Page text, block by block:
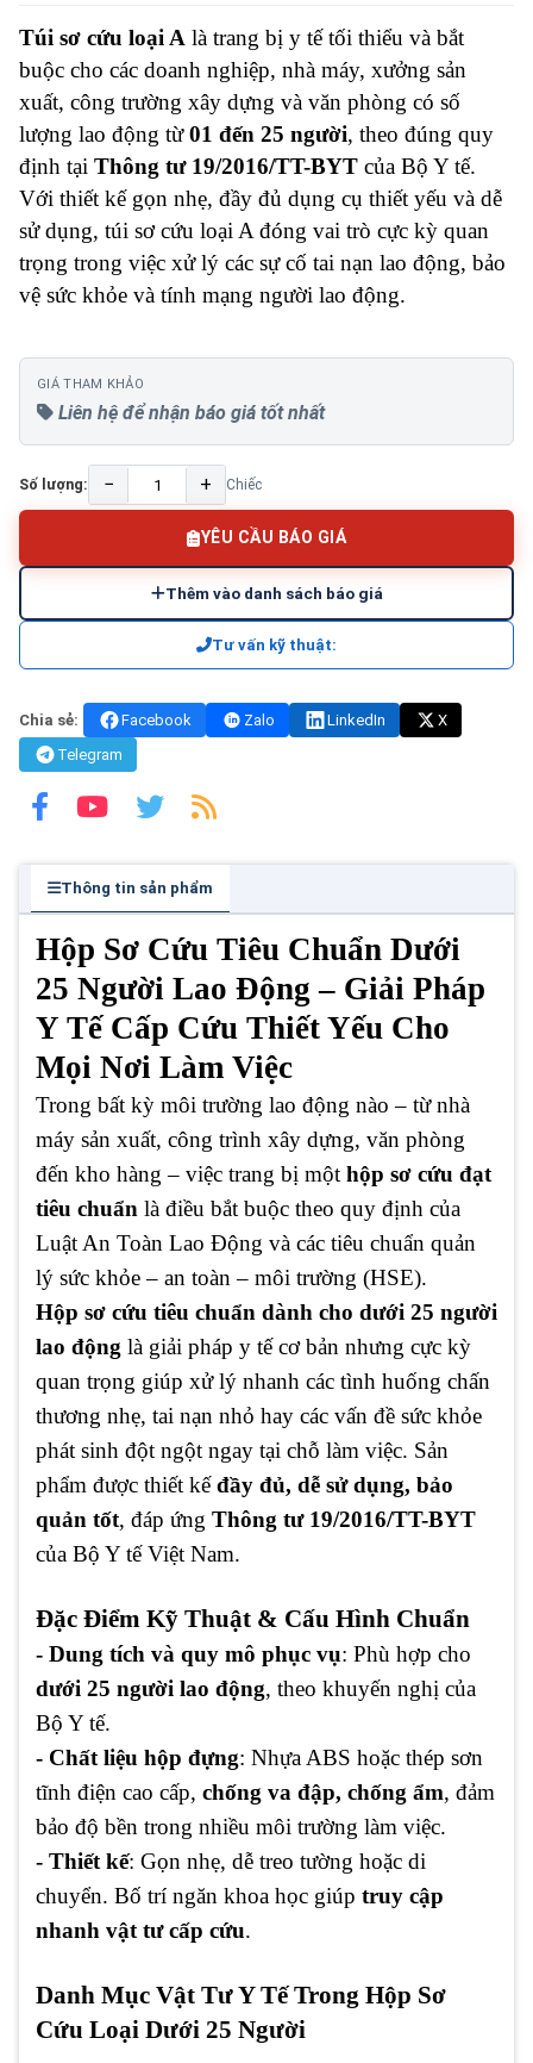
Túi sơ cứu loại A là trang bị y tế tối thiểu và bắt
buộc cho các doanh nghiệp, nhà máy, xưởng sản
xuất, công trường xây dựng và văn phòng có số
lượng lao động từ01 đến 25 người, theo đúng quy
định tại Thông tư 19/2016/TT-BYT của Bộ Y tế.
Với thiết kế gọn nhẹ, đầy đủ dụng cụ thiết yếu và dễ
sử dụng, túi sơ cứu loại A đóng vai trò cực kỳ quan
trọng trong việc xử lý các sự cố tai nạn lao động, bảo
vệ sức khỏe và tính mạng người lao động.
GIÁ THAM KHẢO
Liên hệ để nhận báo giá tốt nhất
Số lượng: − + Chiếc
YÊU CẦU BÁO GIÁ
Thêm vào danh sách báo giá
Tư vấn kỹ thuật:
Chia sẻ: Facebook Zalo LinkedIn
X
Telegram
Thông tin sản phẩm
Hộp Sơ Cứu Tiêu Chuẩn Dưới
25 Người Lao Động – Giải Pháp
Y Tế Cấp Cứu Thiết Yếu Cho
Mọi Nơi Làm Việc
Trong bất kỳ môi trường lao động nào – từ nhà
máy sản xuất, công trình xây dựng, văn phòng
đến kho hàng – việc trang bị một hộp sơ cứu đạt
tiêu chuẩn là điều bắt buộc theo quy định của
Luật An Toàn Lao Động và các tiêu chuẩn quản
lý sức khỏe – an toàn – môi trường (HSE).
Hộp sơ cứu tiêu chuẩn dành cho dưới 25 người
lao động là giải pháp y tế cơ bản nhưng cực kỳ
quan trọng giúp xử lý nhanh các tình huống chấn
thương nhẹ, tai nạn nhỏ hay các vấn đề sức khỏe
phát sinh đột ngột ngay tại chỗ làm việc. Sản
phẩm được thiết kếđầy đủ, dễ sử dụng, bảo
quản tốt, đáp ứng Thông tư 19/2016/TT-BYT
của Bộ Y tế Việt Nam.
Đặc Điểm Kỹ Thuật & Cấu Hình Chuẩn
- Dung tích và quy mô phục vụ: Phù hợp cho
dưới 25 người lao động, theo khuyến nghị của
Bộ Y tế.
- Chất liệu hộp đựng: Nhựa ABS hoặc thép sơn
tĩnh điện cao cấp, chống va đập, chống ẩm, đảm
bảo độ bền trong nhiều môi trường làm việc.
- Thiết kế: Gọn nhẹ, dễ treo tường hoặc di
chuyển. Bố trí ngăn khoa học giúp truy cập
nhanh vật tư cấp cứu.
Danh Mục Vật Tư Y Tế Trong Hộp Sơ
Cứu Loại Dưới 25 Người